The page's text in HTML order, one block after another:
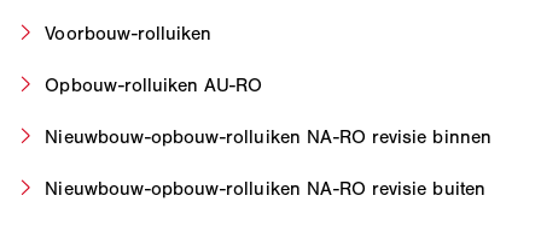
Voorbouw-rolluiken
Opbouw-rolluiken AU-RO
Nieuwbouw-opbouw-rolluiken NA-RO revisie binnen
Nieuwbouw-opbouw-rolluiken NA-RO revisie buiten